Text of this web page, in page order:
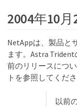
2004年10
NetAppは、製品と
ます。Astra
前のリリースにつ
トを参照してくださ
以前